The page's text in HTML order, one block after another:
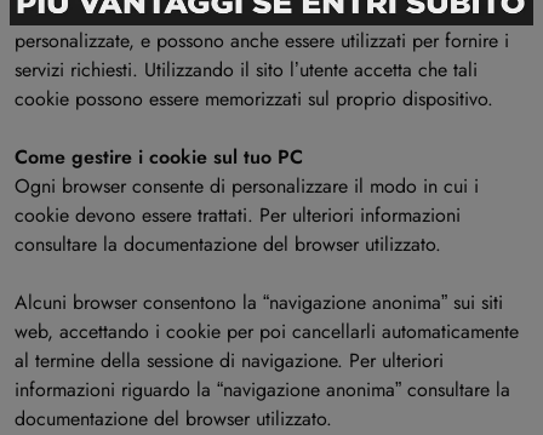
eventualmente disponibili) e forniscono funzionalità avanzate
personalizzate, e possono anche essere utilizzati per fornire i
servizi richiesti. Utilizzando il sito l’utente accetta che tali
cookie possono essere memorizzati sul proprio dispositivo.
Come gestire i cookie sul tuo PC
Ogni browser consente di personalizzare il modo in cui i
cookie devono essere trattati. Per ulteriori informazioni
consultare la documentazione del browser utilizzato.
Alcuni browser consentono la “navigazione anonima” sui siti
web, accettando i cookie per poi cancellarli automaticamente
al termine della sessione di navigazione. Per ulteriori
informazioni riguardo la “navigazione anonima” consultare la
documentazione del browser utilizzato.